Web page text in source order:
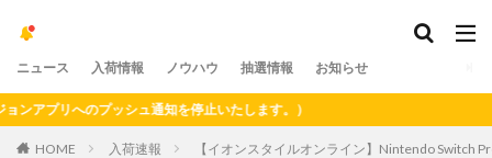
ニュース 入荷情報 ノウハウ 抽選情報 お知らせ
リへのプッシュ通知を停止いたします。）
HOME 入荷速報 【イオンスタイルオンライン】Nintendo Switch